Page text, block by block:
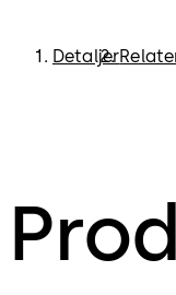
Detaljer